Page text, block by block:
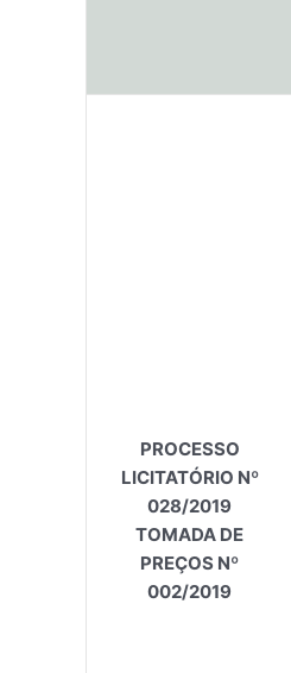
PROCESSO
LICITATÓRIO Nº
028/2019
TOMADA DE
PREÇOS Nº
002/2019